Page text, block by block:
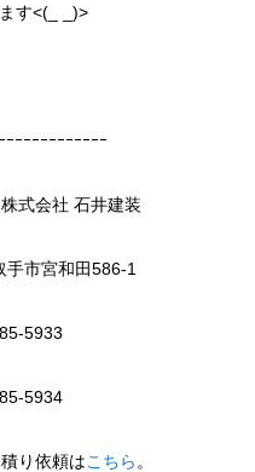
す<(_ _)>
ｰｰｰｰｰｰｰｰｰｰｰｰ
式会社 石井建装
市宮和田586-1
5933
5934
り依頼はこちら 。